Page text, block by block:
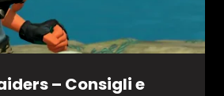
– Consigli e